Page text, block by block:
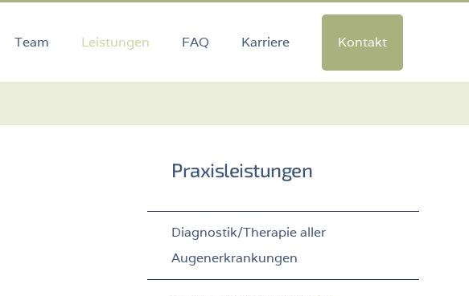
Team Leistungen FAQ Karriere Kontakt
Praxisleistungen
Diagnostik/Therapie aller
Augenerkrankungen